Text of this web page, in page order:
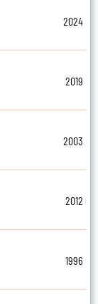
2024
2019
2003
2012
1996